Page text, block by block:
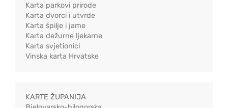
Karta parkovi prirode
Karta dvorci i utvrde
Karta špilje i jame
Karta dežurne ljekarne
Karta svjetionici
Vinska karta Hrvatske
KARTE ŽUPANIJA